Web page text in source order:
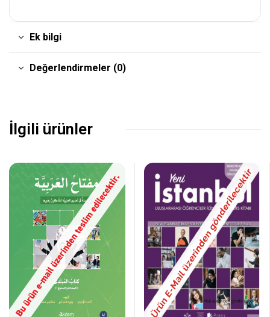
Ek bilgi
Değerlendirmeler (0)
İlgili ürünler